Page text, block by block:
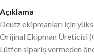
Açıklama
Deutz ekipmanları için
Orijinal Ekipman Üreticisi
Lütfen sipariş vermeden